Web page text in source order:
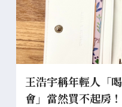
王浩宇稱年輕人「
會」當然買不起房